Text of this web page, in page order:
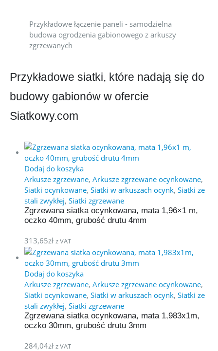
Przykładowe łączenie paneli - samodzielna
budowa ogrodzenia gabionowego z arkuszy
zgrzewanych
Przykładowe siatki, które nadają się do
budowy gabionów w ofercie
Siatkowy.com
Dodaj do koszyka
Arkusze zgrzewane, Arkusze zgrzewane ocynkowane,
Siatki ocynkowane, Siatki w arkuszach ocynk, Siatki ze
stali zwykłej, Siatki zgrzewane
Zgrzewana siatka ocynkowana, mata 1,96×1 m,
oczko 40mm, grubość drutu 4mm
313,65zł z VAT
Dodaj do koszyka
Arkusze zgrzewane, Arkusze zgrzewane ocynkowane,
Siatki ocynkowane, Siatki w arkuszach ocynk, Siatki ze
stali zwykłej, Siatki zgrzewane
Zgrzewana siatka ocynkowana, mata 1,983x1m,
oczko 30mm, grubość drutu 3mm
284,04zł z VAT